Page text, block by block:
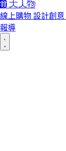
線上購物 設計創意
報導